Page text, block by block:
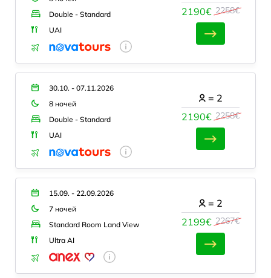
Double - Standard
UAI
2190€ 2258€
30.10. - 07.11.2026
8 ночей
Double - Standard
UAI
2190€ 2258€
= 2
15.09. - 22.09.2026
7 ночей
Standard Room Land View
Ultra AI
2199€ 2267€
= 2